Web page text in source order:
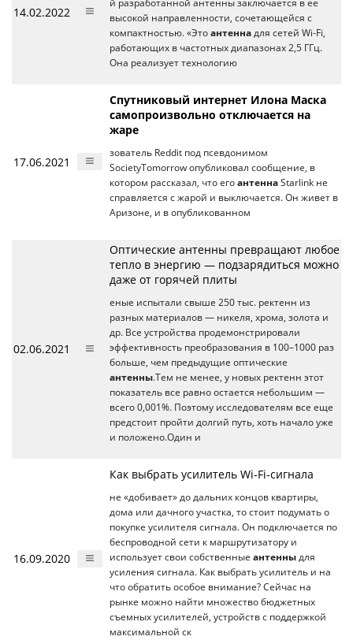
14.02.2022
й разработанной антенны заключается в ее
высокой направленности, сочетающейся с
компактностью. «Это антенна для сетей Wi-Fi,
работающих в частотных диапазонах 2,5 ГГц.
Она реализует технологию
17.06.2021
Спутниковый интернет Илона Маска
самопроизвольно отключается на
жаре
зователь Reddit под псевдонимом
SocietyTomorrow опубликовал сообщение, в
котором рассказал, что его антенна Starlink не
справляется с жарой и выключается. Он живет в
Аризоне, и в опубликованном
02.06.2021
Оптические антенны превращают любое
тепло в энергию — подзарядиться можно
даже от горячей плиты
еные испытали свыше 250 тыс. ректенн из
разных материалов — никеля, хрома, золота и
др. Все устройства продемонстрировали
эффективность преобразования в 100–1000 раз
больше, чем предыдущие оптические
антенны.Тем не менее, у новых ректенн этот
показатель все равно остается небольшим —
всего 0,001%. Поэтому исследователям все еще
предстоит пройти долгий путь, хоть начало уже
и положено.Один и
16.09.2020
Как выбрать усилитель Wi-Fi-сигнала
не «добивает» до дальних концов квартиры,
дома или дачного участка, то стоит подумать о
покупке усилителя сигнала. Он подключается по
беспроводной сети к маршрутизатору и
использует свои собственные антенны для
усиления сигнала. Как выбрать усилитель и на
что обратить особое внимание? Сейчас на
рынке можно найти множество бюджетных
съемных усилителей, устройств с поддержкой
максимальной ск